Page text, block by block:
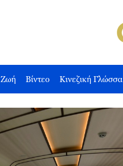
Ζωή Βίντεο Κινεζική Γλώσσα